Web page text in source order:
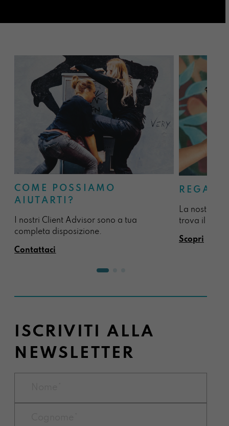
COME POSSIAMO
AIUTARTI?
I nostri Client Advisor sono a tua
completa disposizione.
Contattaci
La nostra
trova il
Scopri
ISCRIVITI ALLA
NEWSLETTER